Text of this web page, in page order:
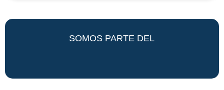
SOMOS PARTE DEL